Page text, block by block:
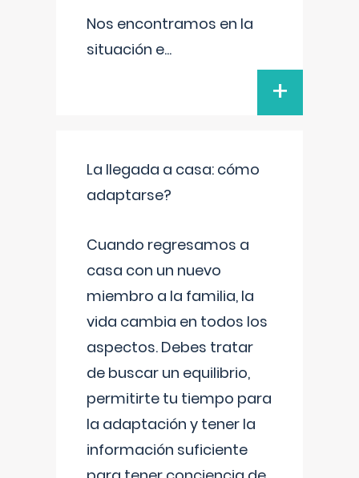
Nos encontramos en la
situación e...
+
La llegada a casa: cómo
adaptarse?
Cuando regresamos a
casa con un nuevo
miembro a la familia, la
vida cambia en todos los
aspectos. Debes tratar
de buscar un equilibrio,
permitirte tu tiempo para
la adaptación y tener la
información suficiente